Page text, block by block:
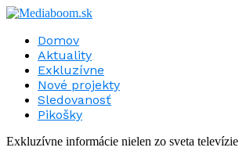
Domov
Aktuality
Exkluzívne
Nové projekty
Sledovanosť
Pikošky
Exkluzívne informácie nielen zo sveta televízie